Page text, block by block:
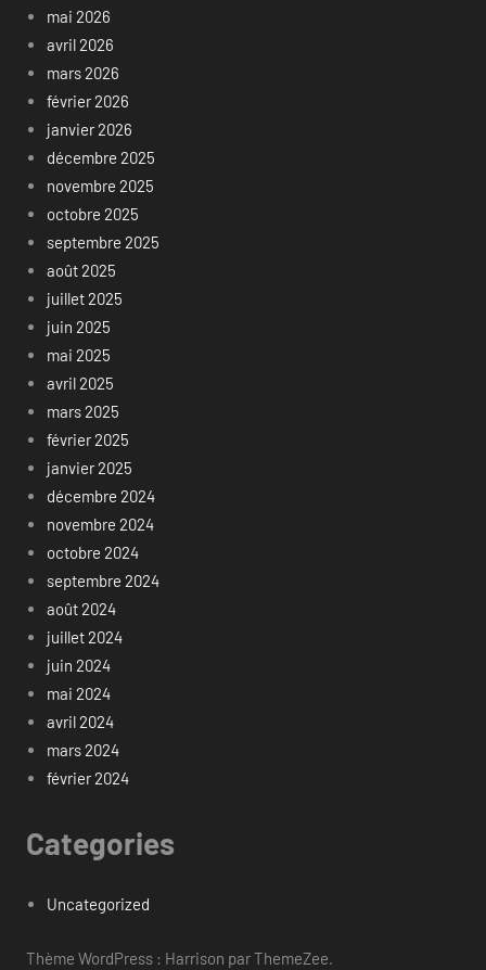
mai 2026
avril 2026
mars 2026
février 2026
janvier 2026
décembre 2025
novembre 2025
octobre 2025
septembre 2025
août 2025
juillet 2025
juin 2025
mai 2025
avril 2025
mars 2025
février 2025
janvier 2025
décembre 2024
novembre 2024
octobre 2024
septembre 2024
août 2024
juillet 2024
juin 2024
mai 2024
avril 2024
mars 2024
février 2024
Categories
Uncategorized
Thème WordPress : Harrison par ThemeZee.